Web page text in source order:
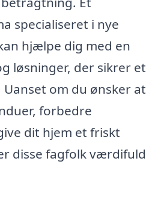
specialiseret i nye
hjælpe dig med en
løsninger, der sikrer et
om du ønsker at
forbedre
dit hjem et friskt
disse fagfolk værdifuld